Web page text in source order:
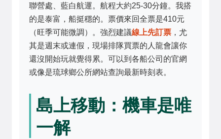
聯營處、藍白航運。航程大約25-30分鐘。我搭
的是泰富，船挺穩的。票價來回全票是410元
（旺季可能微調）。強烈建議線上先訂票 ，尤
其是週末或連假，現場排隊買票的人龍會讓你
還沒開始玩就覺得累。可以到各船公司的官網
或像是琉球鄉公所網站查詢最新時刻表。
島上移動：機車是唯
一解